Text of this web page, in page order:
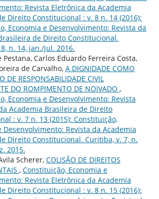
Revista Eletrônica da Academia
Direito Constitucional : v. 8 n. 14 (2016):
Economia e Desenvolvimento: Revista da
de Direito Constitucional.
n. 14, jan./jul. 2016.
Pestana, Carlos Eduardo Ferreira Costa,
de Carvalho, A DIGNIDADE COMO
DE RESPONSABILIDADE CIVIL
DO ROMPIMENTO DE NOIVADO ,
Economia e Desenvolvimento: Revista
Academia Brasileira de Direito
: v. 7 n. 13 (2015): Constituição,
Desenvolvimento: Revista da Academia
Direito Constitucional. Curitiba, v. 7, n.
2015.
Scherer, COLISÃO DE DIREITOS
, Constituição, Economia e
Revista Eletrônica da Academia
Direito Constitucional : v. 8 n. 15 (2016):